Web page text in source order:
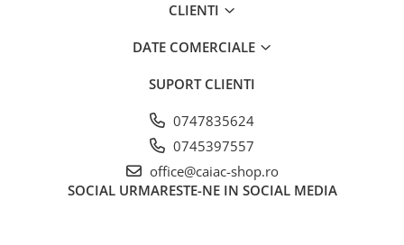
CLIENTI
DATE COMERCIALE
SUPORT CLIENTI
0747835624
0745397557
office@caiac-shop.ro
SOCIAL URMARESTE-NE IN SOCIAL MEDIA